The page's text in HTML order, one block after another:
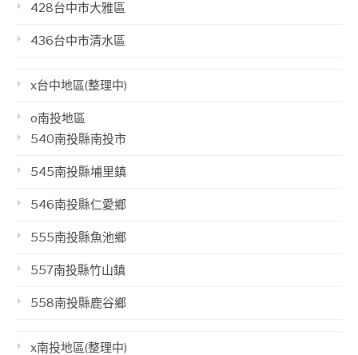
428台中市大雅區
436台中市清水區
x台中地區(整理中)
o南投地區
540南投縣南投市
545南投縣埔里鎮
546南投縣仁愛鄉
555南投縣魚池鄉
557南投縣竹山鎮
558南投縣鹿谷鄉
x南投地區(整理中)